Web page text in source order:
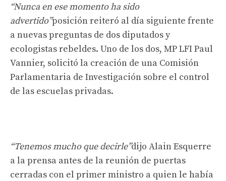
“Nunca en ese momento ha sido
advertido”posición reiteró al día siguiente frente
a nuevas preguntas de dos diputados y
ecologistas rebeldes. Uno de los dos, MP LFI Paul
Vannier, solicitó la creación de una Comisión
Parlamentaria de Investigación sobre el control
de las escuelas privadas.
“Tenemos mucho que decirle”dijo Alain Esquerre
a la prensa antes de la reunión de puertas
cerradas con el primer ministro a quien le había